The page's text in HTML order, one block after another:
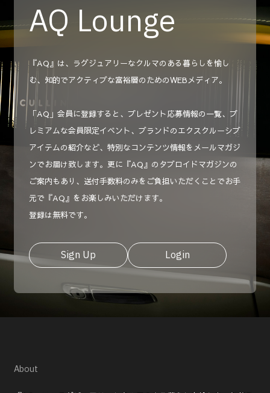
AQ Lounge
『AQ』は、ラグジュアリーなクルマのある暮らしを愉し
む、知的でアクティブな富裕層のためのWEBメディア。
「AQ」会員に登録すると、プレゼント応募情報の一覧、プ
レミアムな会員限定イベント、ブランドのエクスクルーシブ
アイテムの紹介など、特別なコンテンツ情報をメールマガジ
ンでお届け致します。更に『AQ』のタブロイドマガジンの
ご案内もあり、送付手数料のみをご負担いただくことでお手
元で『AQ』をお楽しみいただけます。
登録は無料です。
Sign Up Login
About